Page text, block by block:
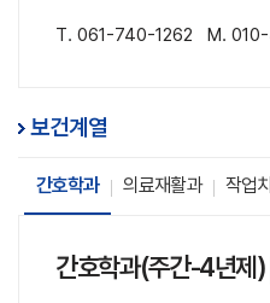
T. 061-740-1262 M.
보건계열
간호학과 의료재활과 작업
간호학과(주간-4년제)